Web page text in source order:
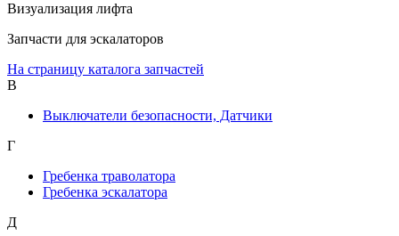
Визуализация лифта
Запчасти для эскалаторов
На страницу каталога запчастей
В
Выключатели безопасности, Датчики
Г
Гребенка траволатора
Гребенка эскалатора
Д